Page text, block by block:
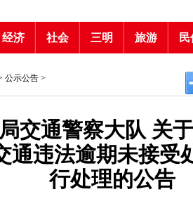
经济 社会 三明 旅游
公示公告 >
交通警察大队 关
通违法逾期未接受
行处理的公告